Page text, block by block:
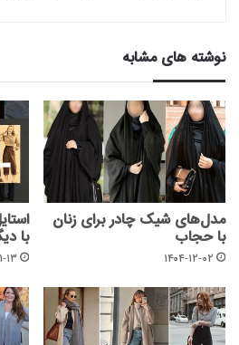
نوشته های مشابه
مدل‌های شیک چادر برای زنان
با حجاب
۱۴۰۴-۱۲-۰۲
با